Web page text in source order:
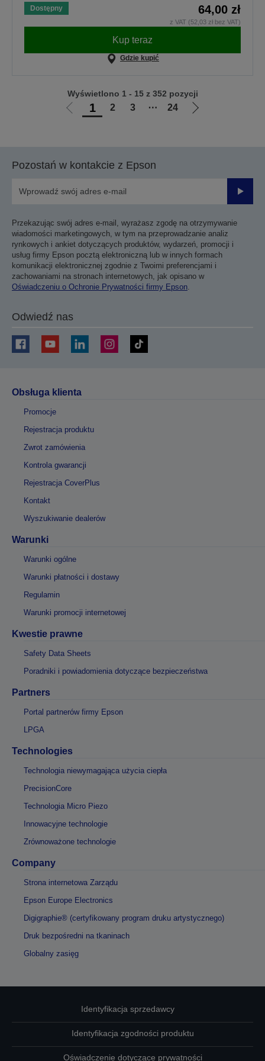
Dostępny 64,00 zł
z VAT (52,03 zł bez VAT)
Kup teraz
Gdzie kupić
Przejdź
1 2 3 ⋯ 24
Przejdź
Wyświetlono 1 - 15 z 352 pozycji
Pozostań w kontakcie z Epson
Przekazując swój adres e-mail, wyrażasz zgodę na otrzymywanie
wiadomości marketingowych, w tym na przeprowadzanie analiz
rynkowych i ankiet dotyczących produktów, wydarzeń, promocji i
usług firmy Epson pocztą elektroniczną lub w innych formach
komunikacji elektronicznej zgodnie z Twoimi preferencjami i
zachowaniami na stronach internetowych, jak opisano w
Oświadczeniu o Ochronie Prywatności firmy Epson.
Odwiedź nas
Obsługa klienta
Promocje
Rejestracja produktu
Zwrot zamówienia
Kontrola gwarancji
Rejestracja CoverPlus
Kontakt
Wyszukiwanie dealerów
Warunki
Warunki ogólne
Warunki płatności i dostawy
Regulamin
Warunki promocji internetowej
Kwestie prawne
Safety Data Sheets
Poradniki i powiadomienia dotyczące bezpieczeństwa
Partners
Portal partnerów firmy Epson
LPGA
Technologies
Technologia niewymagająca użycia ciepła
PrecisionCore
Technologia Micro Piezo
Innowacyjne technologie
Zrównoważone technologie
Company
Strona internetowa Zarządu
Epson Europe Electronics
Digigraphie® (certyfikowany program druku artystycznego)
Druk bezpośredni na tkaninach
Globalny zasięg
Identyfikacja sprzedawcy
Identyfikacja zgodności produktu
Oświadczenie dotyczące prywatności